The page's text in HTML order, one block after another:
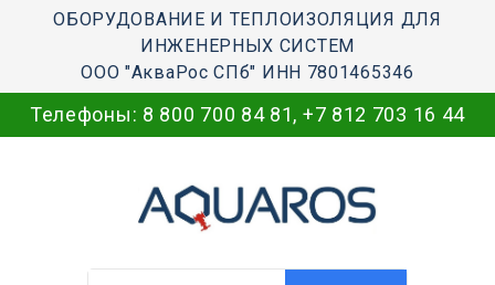
ОБОРУДОВАНИЕ И ТЕПЛОИЗОЛЯЦИЯ ДЛЯ
ИНЖЕНЕРНЫХ СИСТЕМ
ООО "АкваРос СПб" ИНН 7801465346
Телефоны: 8 800 700 84 81, +7 812 703 16 44